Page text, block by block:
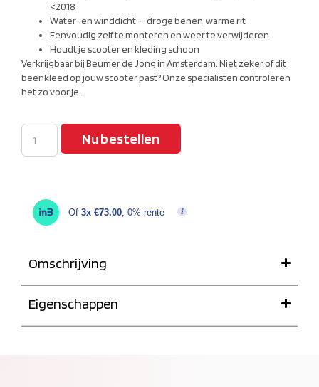
<2018
Water- en winddicht — droge benen, warme rit
Eenvoudig zelf te monteren en weer te verwijderen
Houdt je scooter en kleding schoon
Verkrijgbaar bij Beumer de Jong in Amsterdam. Niet zeker of dit
beenkleed op jouw scooter past? Onze specialisten controleren
het zo voor je.
Nu bestellen
Of 3x €73.00 , 0% rente
Omschrijving
Eigenschappen